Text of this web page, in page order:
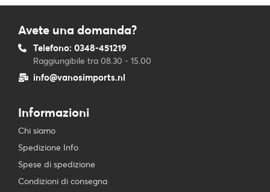
Avete una domanda?
Telefono: 0348-451219
Raggiungibile tra 08.30 - 15.00
info@vanosimports.nl
Informazioni
Chi siamo
Spedizione Info
Spese di spedizione
Condizioni di consegna